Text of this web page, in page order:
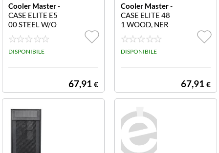
Cooler Master-
CASE ELITE E5
00 STEEL W/O
DD, MID-TOWE
R, MICRO-ATX
MINI-ITX ATX E
DISPONIBILE
67,91 €
Cooler Master-
CASE ELITE 48
1 WOOD, NER
O E481-KHNN-
S00
DISPONIBILE
67,91 €